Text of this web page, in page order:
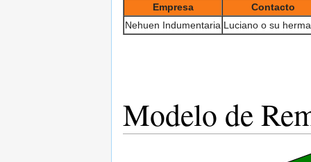
Empresa
Contacto
Nehuen Indumentaria Luciano o su
Modelo de